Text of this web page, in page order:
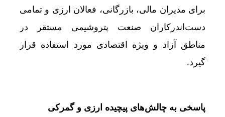
برای مدیران مالی، بازرگانی، فعالان ارزی و تمامی
دست‌اندرکاران صنعت پتروشیمی مستقر در
مناطق آزاد و ویژه اقتصادی مورد استفاده قرار
گیرد.
پاسخی به چالش‌های پیچیده ارزی و گمرکی